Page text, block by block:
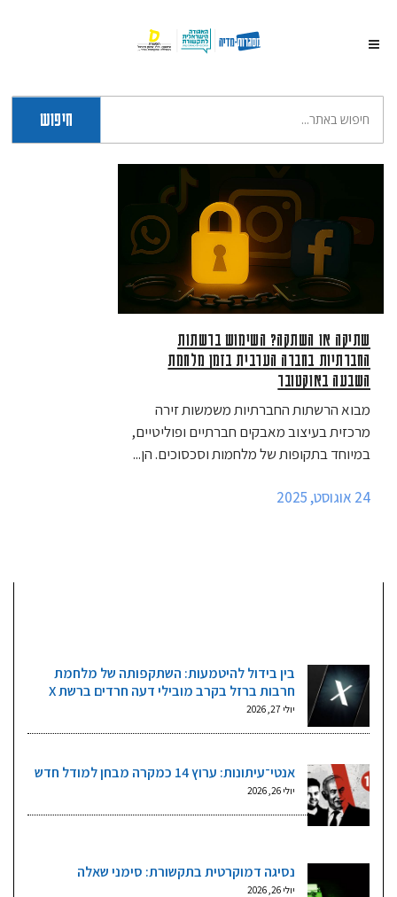
חיפוש
שתיקה או השתקה? השימוש ברשתות
החברתיות בחברה הערבית בזמן מלחמת
השבעה באוקטובר
מבוא הרשתות החברתיות משמשות זירה
מרכזית בעיצוב מאבקים חברתיים ופוליטיים,
במיוחד בתקופות של מלחמות וסכסוכים. הן...
24 אוגוסט, 2025
בין בידול להיטמעות: השתקפותה של מלחמת
חרבות ברזל בקרב מובילי דעה חרדים ברשת X
יולי 27, 2026
אנטי־עיתונות: ערוץ 14 כמקרה מבחן למודל חדש
יולי 26, 2026
נסיגה דמוקרטית בתקשורת: סימני שאלה
יולי 26, 2026